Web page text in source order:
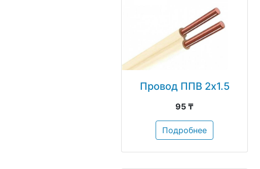
Провод ППВ 2х1.5
95 ₸
Подробнее